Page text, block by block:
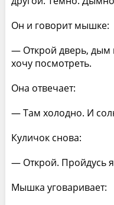
Он и говорит мышке:
— Открой дверь, дым
хочу посмотреть.
Она отвечает:
— Там холодно. И
Куличок снова:
— Открой. Пройдусь
Мышка уговаривает: